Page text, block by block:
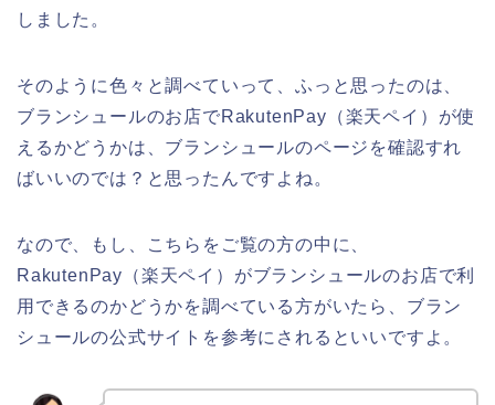
しました。
そのように色々と調べていって、ふっと思ったのは、
ブランシュールのお店でRakutenPay（楽天ペイ）が使
えるかどうかは、ブランシュールのページを確認すれ
ばいいのでは？と思ったんですよね。
なので、もし、こちらをご覧の方の中に、
RakutenPay（楽天ペイ）がブランシュールのお店で利
用できるのかどうかを調べている方がいたら、ブラン
シュールの公式サイトを参考にされるといいですよ。